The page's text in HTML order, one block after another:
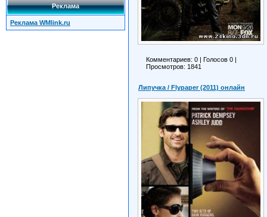
Реклама
Реклама WMlink.ru
Комментариев: 0 | Голосов 0 |
Просмотров: 1841
Липучка / Flypaper (2011) онлайн